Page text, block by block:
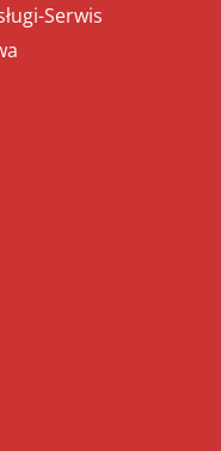
Serwis